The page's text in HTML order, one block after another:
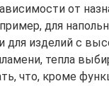
от
для
для изделий с
тепла
что, кроме